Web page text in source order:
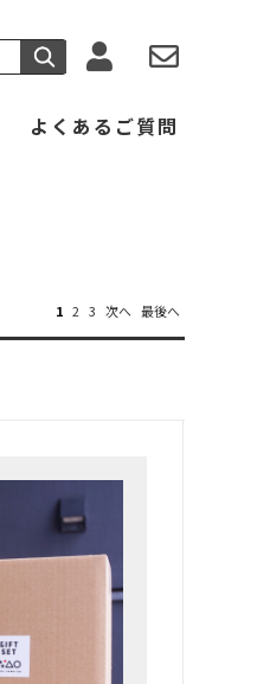
よくあるご質問
1 2 3 次へ 最後へ